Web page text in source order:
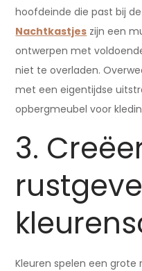
hoofdeinde die past bij
Nachtkastjes zijn een
ontwerpen met
niet te overladen.
met een eigentijdse
opbergmeubel voor
3.
Kleuren spelen een